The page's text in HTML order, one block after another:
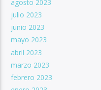
agosto 2023
julio 2023
junio 2023
mayo 2023
abril 2023
marzo 2023
febrero 2023